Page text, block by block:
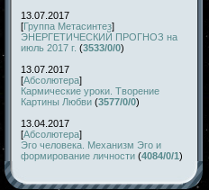
13.07.2017
[Группа Метасинтез]
ЭНЕРГЕТИЧЕСКИЙ ПРОГНОЗ на
июль 2017 г. (3533/0/0)
13.07.2017
[Абсолютера]
Кармические уроки. Творение
Картины Любви (3577/0/0)
13.04.2017
[Абсолютера]
Эго человека. Механизм Эго и
формирование личности (4084/0/1)